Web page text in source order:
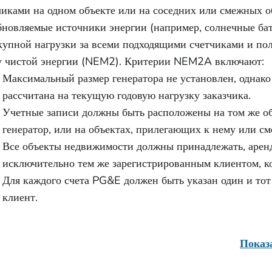
на одном объекте или на соседних или смежных
источники энергии (например, солнечные
нагрузки за всеми подходящими счетчиками и
чистой энергии (NEM2). Критерии NEM2A включают:
Максимальный размер генератора не установлен,
рассчитана на текущую годовую нагрузку заказчика.
Учетные записи должны быть расположены на том же
генератор, или на объектах, прилегающих к нему или
Все объекты недвижимости должны принадлежать,
исключительно тем же зарегистрированным клиентом,
Для каждого счета PG&E должен быть указан один и
клиент.